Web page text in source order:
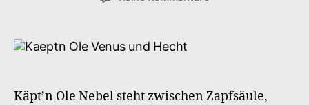
Käpt’n Ole Nebel steht zwischen Zapfsäule,